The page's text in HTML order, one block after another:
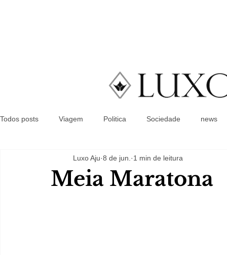
Todos posts Viagem Politica Sociedade news
Meia Maratona
Luxo Aju 8 de jun. 1 min de leitura